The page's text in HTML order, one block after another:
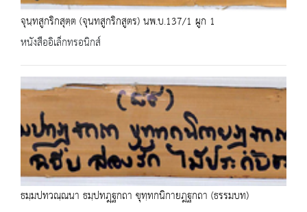
จุนฺทสูกริกสุตฺต (จุนทสูกริกสูตร) นพ.บ.137/1 ผูก 1
หนังสืออิเล็กทรอนิกส์
ธมฺมปทวณฺณนา ธมฺปทฎฺฐกถา ขุทฺทกนิกายฎฐกถา (ธรรมบท)